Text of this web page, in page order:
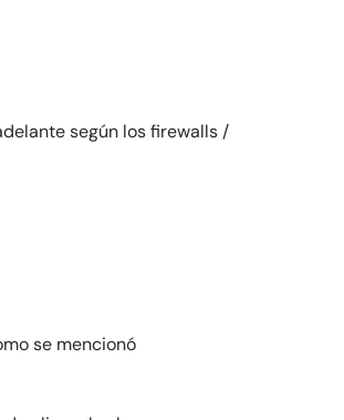
según los firewalls /
se mencionó